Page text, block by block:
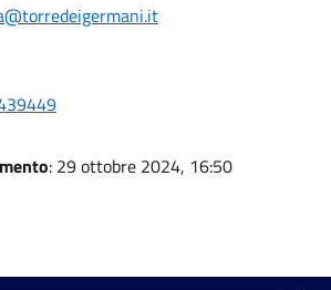
: 29 ottobre 2024, 16:50